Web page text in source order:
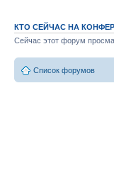
КТО СЕЙЧАС НА
Сейчас этот форум
Список форумов